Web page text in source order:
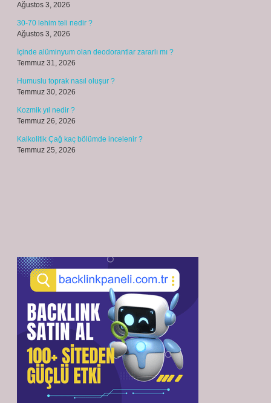
Ağustos 3, 2026
30-70 lehim teli nedir ?
Ağustos 3, 2026
İçinde alüminyum olan deodorantlar zararlı mı ?
Temmuz 31, 2026
Humuslu toprak nasıl oluşur ?
Temmuz 30, 2026
Kozmik yıl nedir ?
Temmuz 26, 2026
Kalkolitik Çağ kaç bölümde incelenir ?
Temmuz 25, 2026